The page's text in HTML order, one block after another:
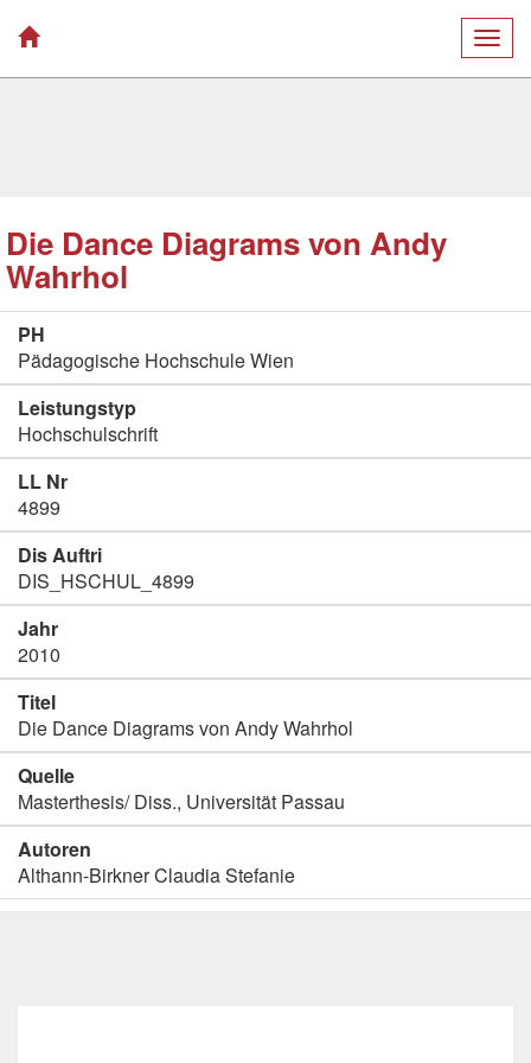
Die Dance Diagrams von Andy
Wahrhol
PH
Pädagogische Hochschule Wien
Leistungstyp
Hochschulschrift
LL Nr
4899
Dis Auftri
DIS_HSCHUL_4899
Jahr
2010
Titel
Die Dance Diagrams von Andy Wahrhol
Quelle
Masterthesis/ Diss., Universität Passau
Autoren
Althann-Birkner Claudia Stefanie